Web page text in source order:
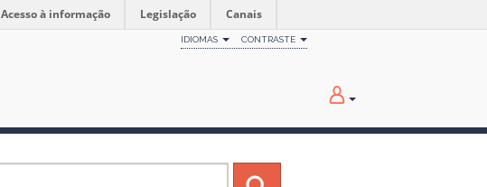
Acesso à informação Legislação Canais
IDIOMAS CONTRASTE